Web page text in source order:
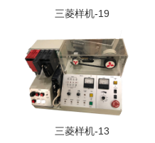
三菱样机-19
三菱样机-13